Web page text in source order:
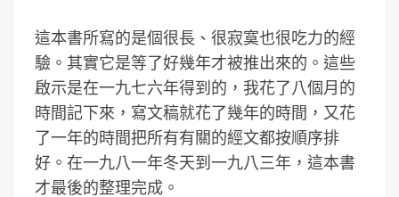
這本書所寫的是個很長、很寂寞也很吃力的經
驗。其實它是等了好幾年才被推出來的。這些
啟示是在一九七六年得到的，我花了八個月的
時間記下來，寫文稿就花了幾年的時間，又花
了一年的時間把所有有關的經文都按順序排
好。在一九八一年冬天到一九八三年，這本書
才最後的整理完成。